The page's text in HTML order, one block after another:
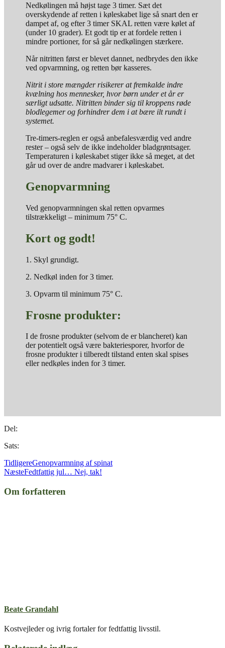
Nedkølingen må højst tage 3 timer. Sæt det
overskydende af retten i køleskabet lige så snart den er
dampet af, og efter 3 timer SKAL retten være kølet af
(under 10 grader). Et godt tip er at fordele retten i
mindre portioner, for så går nedkølingen stærkere.
Når nitritten først er blevet dannet, nedbrydes den ikke
ved opvarmning, og retten bør kasseres.
Nitrit i store mængder risikerer at fremkalde indre
kvælning hos mennesker, hvor børn under et år er
særligt udsatte. Nitritten binder sig til kroppens røde
blodlegemer og forhindrer dem i at bære ilt rundt i
systemet.
Tre-timers-reglen er også anbefalesværdig ved andre
rester – også selv de ikke indeholder bladgrøntsager.
Temperaturen i køleskabet stiger ikke så meget, at det
går ud over de andre madvarer i køleskabet.
Genopvarmning
Ved genopvarmningen skal retten opvarmes
tilstrækkeligt – minimum 75° C.
Kort og godt!
1. Skyl grundigt.
2. Nedkøl inden for 3 timer.
3. Opvarm til minimum 75° C.
Frosne produkter:
I de frosne produkter (selvom de er blancheret) kan
der potentielt også være bakteriesporer, hvorfor de
frosne produkter i tilberedt tilstand enten skal spises
eller nedkøles inden for 3 timer.
Del:
Sats:
TidligereGenopvarmning af spinat
NæsteFedtfattig jul… Nej, tak!
Om forfatteren
Beate Grandahl
Kostvejleder og ivrig fortaler for fedtfattig livsstil.